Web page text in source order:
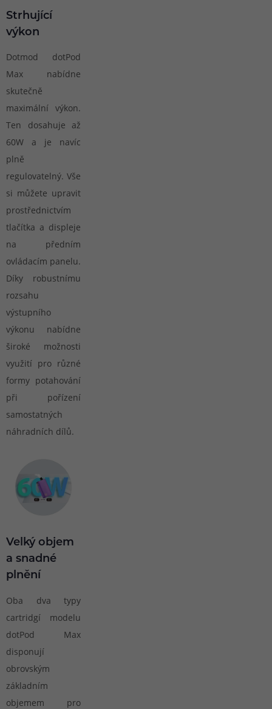
Strhující
výkon
Dotmod dotPod
Max nabídne
skutečně
maximální výkon.
Ten dosahuje až
60W a je navíc
plně
regulovatelný. Vše
si můžete upravit
prostřednictvím
tlačítka a displeje
na předním
ovládacím panelu.
Díky robustnímu
rozsahu
výstupního
výkonu nabídne
široké možnosti
využití pro různé
formy potahování
při pořízení
samostatných
náhradních dílů.
Velký objem
a snadné
plnění
Oba dva typy
cartridgí modelu
dotPod Max
disponují
obrovským
základním
objemem pro